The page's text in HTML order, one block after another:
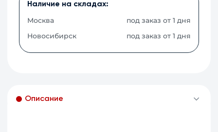
Наличие на складах:
Москва
под заказ от 1 дня
Новосибирск
под заказ от 1 дня
Описание